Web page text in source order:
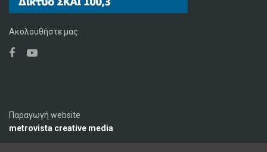
Ακολουθήστε μας
Παραγωγή website
metrovista creative media